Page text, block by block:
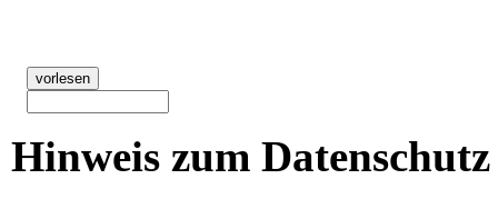
vorlesen
Hinweis zum Datenschutz